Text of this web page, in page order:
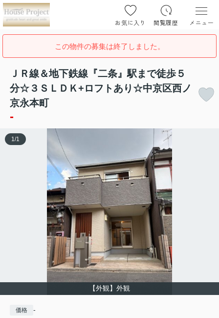
お気に入り 閲覧履歴 メニュー
この物件の募集は終了しました。
ＪＲ線＆地下鉄線『二条』駅まで徒歩５
分☆３ＳＬＤＫ+ロフトあり☆中京区西ノ
京永本町
-
【外観】外観
1 /1
価格 -